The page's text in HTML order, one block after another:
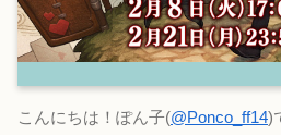
こんにちは！ぽん子(@Ponco_ff14)